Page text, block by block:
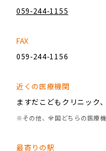
059-244-1155
FAX
059-244-1156
近くの医療機関
ますだこどもクリニック
※その他、全国どちらの医療
最寄りの駅